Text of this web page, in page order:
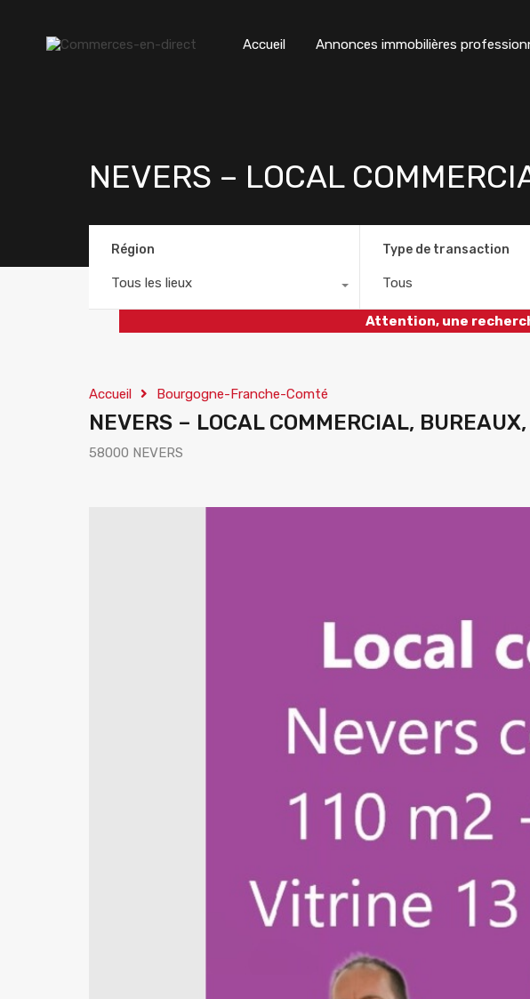
Accueil Annonces immobilières
NEVERS – LOCAL
Région
Tous les lieux
Type de transaction
Tous
Attention, une
Accueil Bourgogne-Franche-Comté
NEVERS – LOCAL COMMERCIAL,
58000 NEVERS